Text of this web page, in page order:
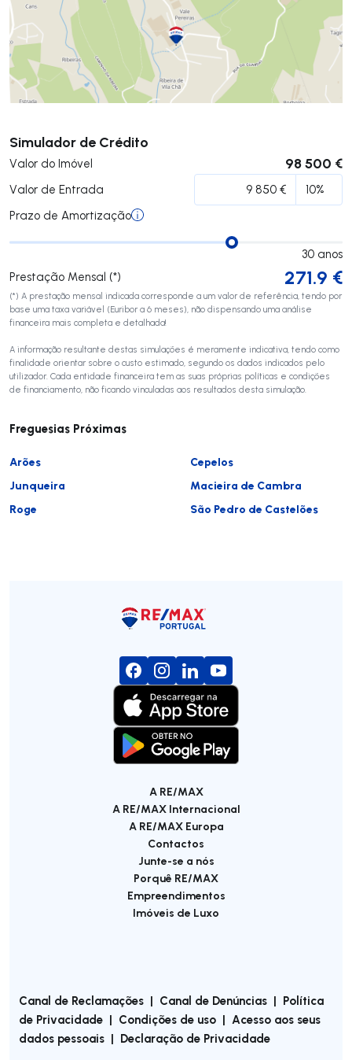
Simulador de Crédito
Valor do Imóvel 98 500 €
Valor de Entrada
Prazo de Amortização
30 anos
Prestação Mensal (*)
271.9 €
(*) A prestação mensal indicada corresponde a um valor de referência, tendo por
base uma taxa variável (Euribor a 6 meses), não dispensando uma análise
financeira mais completa e detalhada!
A informação resultante destas simulações é meramente indicativa, tendo como
finalidade orientar sobre o custo estimado, segundo os dados indicados pelo
utilizador. Cada entidade financeira tem as suas próprias políticas e condições
de financiamento, não ficando vinculadas aos resultados desta simulação.
Submeter
Freguesias Próximas
Arões
Cepelos
Junqueira
Macieira de Cambra
Roge
São Pedro de Castelões
A RE/MAX
A RE/MAX Internacional
A RE/MAX Europa
Contactos
Junte-se a nós
Porquê RE/MAX
Empreendimentos
Imóveis de Luxo
Canal de Reclamações | Canal de Denúncias | Política
de Privacidade | Condições de uso | Acesso aos seus
dados pessoais | Declaração de Privacidade